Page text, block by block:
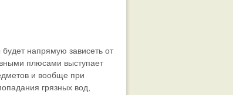
напрямую зависеть от
плюсами выступает
и вообще при
грязных вод,